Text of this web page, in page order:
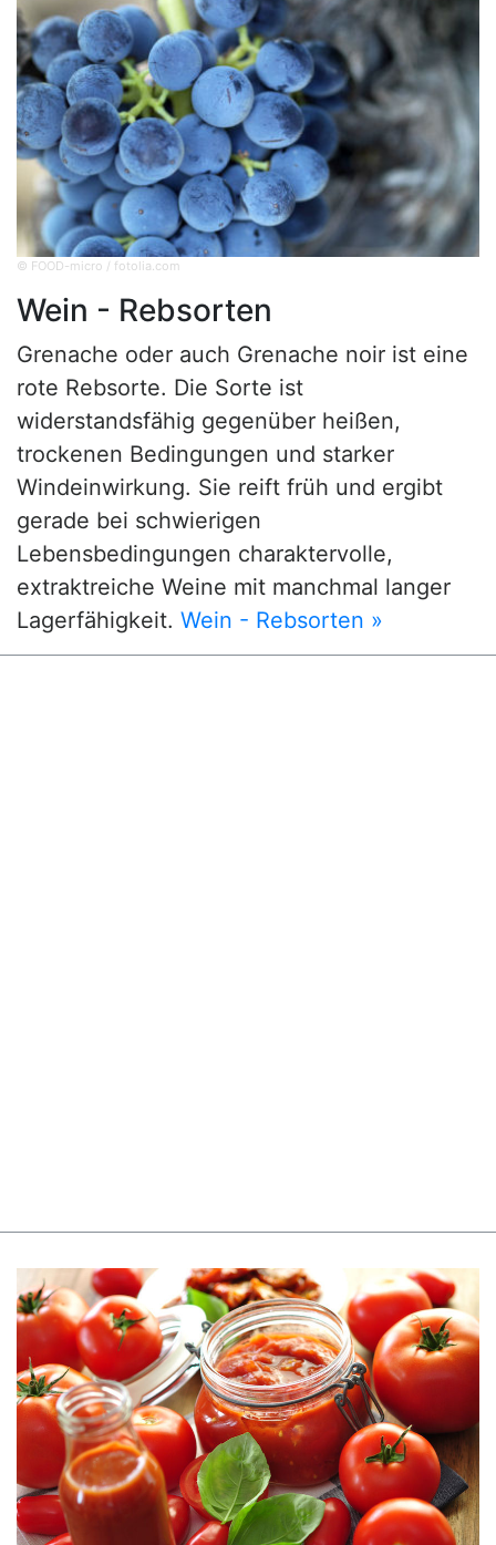
© FOOD-micro / fotolia.com
Wein - Rebsorten
Grenache oder auch Grenache noir ist eine
rote Rebsorte. Die Sorte ist
widerstandsfähig gegenüber heißen,
trockenen Bedingungen und starker
Windeinwirkung. Sie reift früh und ergibt
gerade bei schwierigen
Lebensbedingungen charaktervolle,
extraktreiche Weine mit manchmal langer
Lagerfähigkeit. Wein - Rebsorten »